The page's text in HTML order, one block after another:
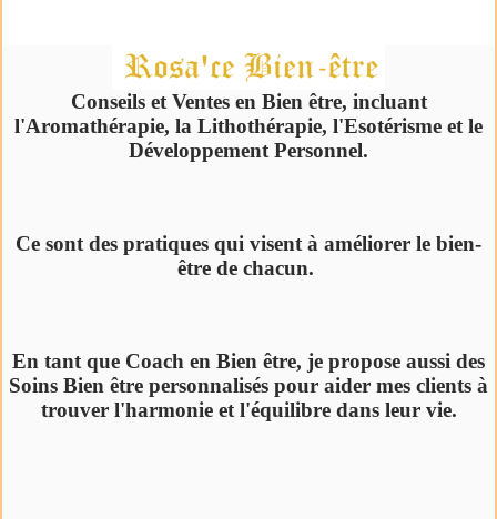
Conseils et Ventes en Bien être, incluant
l'Aromathérapie, la Lithothérapie, l'Esotérisme et le
Développement Personnel.
Ce sont des pratiques qui visent à améliorer le bien-
être de chacun.
En tant que Coach en Bien être, je propose aussi des
Soins Bien être personnalisés pour aider mes clients à
trouver l'harmonie et l'équilibre dans leur vie.